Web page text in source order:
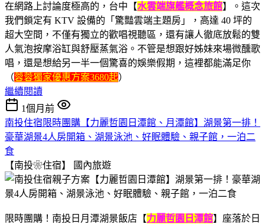
在網路上討論度極高的，台中【水雲端旗艦概念旅館】。這次
我們鎖定有 KTV 設備的「驚豔雲端主題房」，高達 40 坪的
超大空間，不僅有獨立的歡唱視聽區，還有讓人徹底放鬆的雙
人氣泡按摩浴缸與舒壓蒸氣浴。不管是想跟好姊妹來場微醺歌
唱，還是想給另一半一個驚喜的娛樂假期，這裡都能滿足你
（蓉蓉獨家優惠方案3680起）
繼續閱讀
1個月前
南投住宿限時團購【力麗哲園日潭館、月潭館】湖景第一排！
豪華湖景4人房開箱、湖景泳池、好眠體驗、親子館，一泊二
食
【南投❀住宿】
國內旅遊
限時團購！南投日月潭湖景飯店【力麗哲園日潭館】座落於日